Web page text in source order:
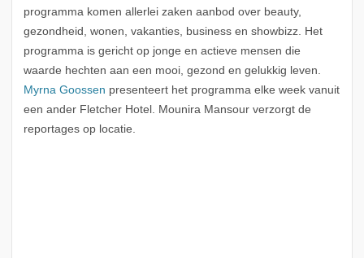
programma komen allerlei zaken aanbod over beauty,
gezondheid, wonen, vakanties, business en showbizz. Het
programma is gericht op jonge en actieve mensen die
waarde hechten aan een mooi, gezond en gelukkig leven.
Myrna Goossen presenteert het programma elke week vanuit
een ander Fletcher Hotel. Mounira Mansour verzorgt de
reportages op locatie.